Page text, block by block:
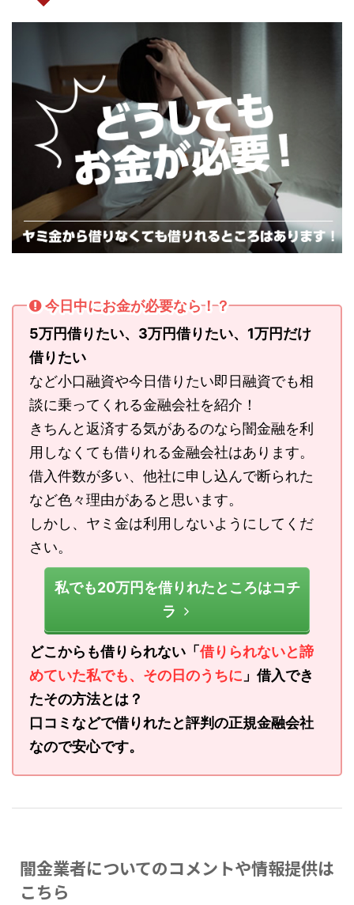
今日中にお金が必要なら！？
5万円借りたい、3万円借りたい、1万円だけ
借りたい
など小口融資や今日借りたい即日融資でも相
談に乗ってくれる金融会社を紹介！
きちんと返済する気があるのなら闇金融を利
用しなくても借りれる金融会社はあります。
借入件数が多い、他社に申し込んで断られた
など色々理由があると思います。
しかし、ヤミ金は利用しないようにしてくだ
さい。
私でも20万円を借りれたところはコチ
ラ
どこからも借りられない「 借りられないと諦
めていた私でも、その日のうちに 」借入でき
たその方法とは？
口コミなどで借りれたと評判の正規金融会社
なので安心です。
闇金業者についてのコメントや情報提供は
こちら